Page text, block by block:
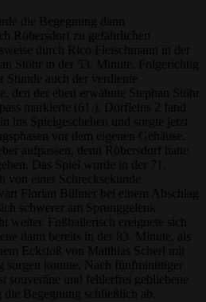
die Begegnung dann
Röbersdorf zu gefährlichen
durch Rico Fleischmann in der
Stöhr in der 53. Minute. Folgerichtig
Stunde auch der verdiente
den der eben erwähnte Stephan Stöhr
markierte (61.). Dörfleins 2 fand
ins Spielgeschehen und sorgte jetzt
vor dem eigenen Gehäuse.
aufpassen, denn Röbersdorf hatte
Das Spiel wurde in der 71.
von einer Schrecksekunde
Florian Bühner bei einem Abschlag
schwerer am Sprunggelenk
weiter. Fußballerisch ereignete sich
dann bereits in der 83. Minute, als
Eckstoß von Matthias Scherl mit
sorgen konnte. Nach fünfminütiger
souveräne und fehlerfrei gebliebene
Begegnung schließlich ab.